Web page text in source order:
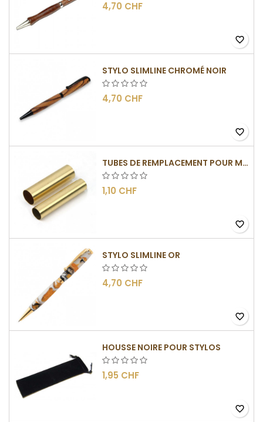
4,70 CHF
favorite_border
STYLO SLIMLINE CHROMÉ NOIR
4,70 CHF
favorite_border
TUBES DE REMPLACEMENT POUR MÉCANISMES SLIMLINE
1,10 CHF
favorite_border
STYLO SLIMLINE OR
4,70 CHF
favorite_border
HOUSSE NOIRE POUR STYLOS
1,95 CHF
favorite_border